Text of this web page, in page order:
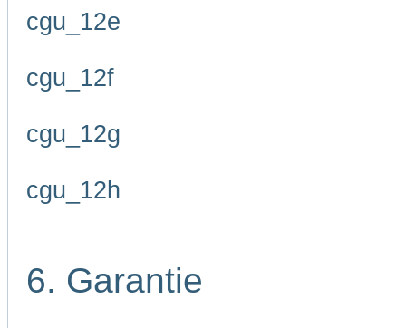
cgu_12e
cgu_12f
cgu_12g
cgu_12h
6. Garantie